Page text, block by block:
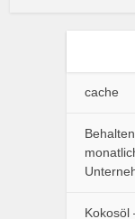
cache
Kokosöl